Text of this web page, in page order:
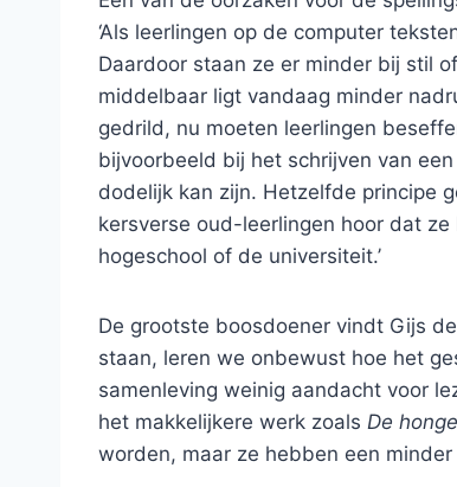
‘Als leerlingen op de computer
Daardoor staan ze er minder bij stil
middelbaar ligt vandaag minder
gedrild, nu moeten leerlingen
bijvoorbeeld bij het schrijven van
dodelijk kan zijn. Hetzelfde principe
kersverse oud-leerlingen hoor dat
hogeschool of de universiteit.’
De grootste boosdoener vindt Gijs
staan, leren we onbewust hoe het
samenleving weinig aandacht voor
het makkelijkere werk zoals De
worden, maar ze hebben een minder